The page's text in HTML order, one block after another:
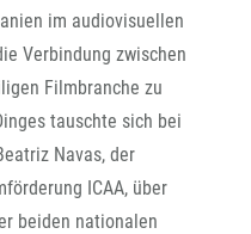
im audiovisuellen
Verbindung zwischen
Filmbranche zu
tauschte sich bei
Navas, der
ICAA, über
beiden nationalen